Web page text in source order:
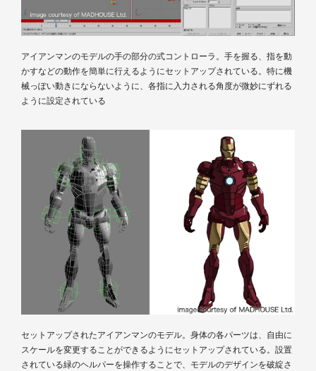
アイアンマンのモデルの手の部分の式コントローラ。手を握る、指を動
かすなどの動作を簡単に行えるようにセットアップされている。特に機
械っぽい動きにならないように、各指に入力される角度が微妙にずれる
ように設定されている
セットアップされたアイアンマンのモデル。身体の各パーツは、自由に
スケールを変更することができるようにセットアップされている。設置
されている緑のヘルパーを操作することで、モデルのデザインを破綻さ